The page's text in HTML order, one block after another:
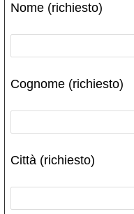
Nome (richiesto)
Cognome (richiesto)
Città (richiesto)